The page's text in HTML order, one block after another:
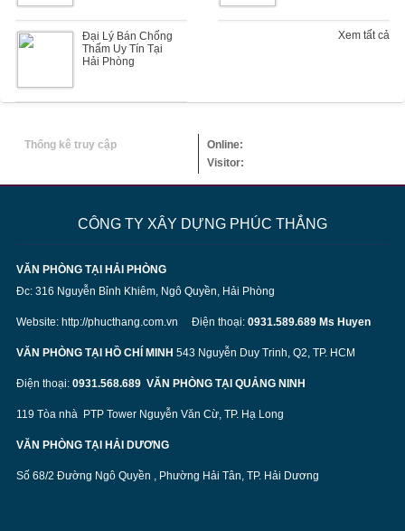
Đại Lý Bán Chống
Thấm Uy Tín Tại
Hải Phòng
Xem tất cả
Thống kê truy cập
Online:
Visitor:
CÔNG TY XÂY DỰNG PHÚC THẮNG
VĂN PHÒNG TẠI HẢI PHÒNG
Đc: 316 Nguyễn Bỉnh Khiêm, Ngô Quyền, Hải Phòng
Website: http://phucthang.com.vn Điện thoại: 0931.589.689 Ms Huyen
VĂN PHÒNG TẠI HỒ CHÍ MINH 543 Nguyễn Duy Trinh, Q2, TP. HCM
Điện thoại: 0931.568.689 VĂN PHÒNG TẠI QUẢNG NINH
119 Tòa nhà PTP Tower Nguyễn Văn Cừ, TP. Hạ Long
VĂN PHÒNG TẠI HẢI DƯƠNG
Số 68/2 Đường Ngô Quyền , Phường Hải Tân, TP. Hải Dương